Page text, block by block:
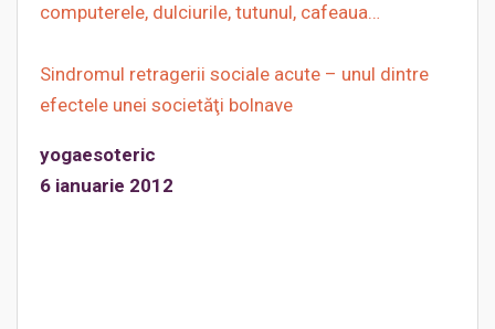
computerele, dulciurile, tutunul, cafeaua…
Sindromul retragerii sociale acute – unul dintre
efectele unei societăţi bolnave
yogaesoteric
6 ianuarie 2012